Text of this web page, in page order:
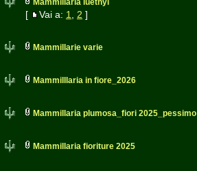
Mammillaria luethyi
[ Vai a: 1 2 ]
Mammillarie varie
Mammilllaria in fiore_2026
Mammillaria plumosa_fiori 2025_pessimo
Mammillaria fioriture 2025